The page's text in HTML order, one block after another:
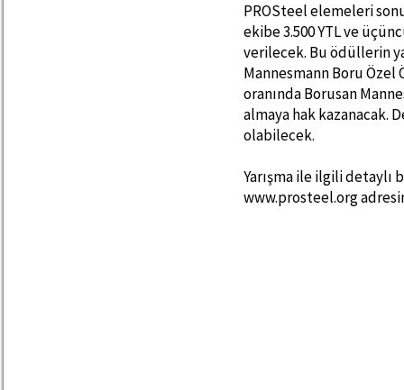
PROSteel elemeleri
ekibe 3.500 YTL ve
verilecek. Bu ödüllerin
Mannesmann Boru Özel
oranında Borusan
almaya hak kazanacak.
olabilecek.
Yarışma ile ilgili
www.prosteel.org